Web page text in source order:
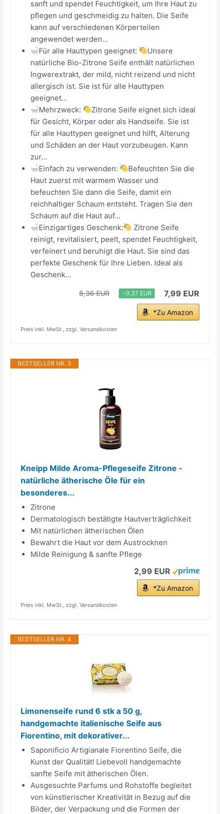
sanft und spendet Feuchtigkeit, um Ihre Haut zu
pflegen und geschmeidig zu halten. Die Seife
kann auf verschiedenen Körperteilen
angewendet werden...
Für alle Hauttypen geeignet:
Unsere
natürliche Bio-Zitrone Seife enthält natürlichen
Ingwerextrakt, der mild, nicht reizend und nicht
allergisch ist. Sie ist für alle Hauttypen
geeignet...
Mehrzweck:
Zitrone Seife eignet sich ideal
für Gesicht, Körper oder als Handseife. Sie ist
für alle Hauttypen geeignet und hilft, Alterung
und Schäden an der Haut vorzubeugen. Kann
zur...
Einfach zu verwenden:
Befeuchten Sie die
Haut zuerst mit warmem Wasser und
befeuchten Sie dann die Seife, damit ein
reichhaltiger Schaum entsteht. Tragen Sie den
Schaum auf die Haut auf...
Einzigartiges Geschenk:
Zitrone Seife
reinigt, revitalisiert, peelt, spendet Feuchtigkeit,
verfeinert und beruhigt die Haut. Sie sind das
perfekte Geschenk für Ihre Lieben. Ideal als
Geschenk...
8,36 EUR −0,37 EUR 7,99 EUR
*Zu Amazon
Preis inkl. MwSt., zzgl. Versandkosten
BESTSELLER NR. 3
Kneipp Milde Aroma-Pflegeseife Zitrone -
natürliche ätherische Öle für ein
besonderes...
Zitrone
Dermatologisch bestätigte Hautverträglichkeit
Mit natürlichen ätherischen Ölen
Bewahrt die Haut vor dem Austrocknen
Milde Reinigung & sanfte Pflege
2,99 EUR
*Zu Amazon
Preis inkl. MwSt., zzgl. Versandkosten
BESTSELLER NR. 4
Limonenseife rund 6 stk a 50 g,
handgemachte italienische Seife aus
Fiorentino, mit dekorativer...
Saponificio Artigianale Fiorentino Seife, die
Kunst der Qualität! Liebevoll handgemachte
sanfte Seife mit ätherischen Ölen.
Ausgesuchte Parfums und Rohstoffe begleitet
von künstlerischer Kreativität in Bezug auf die
Bilder, der Verpackung und die Formen der